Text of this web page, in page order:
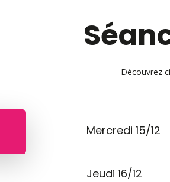
Découvrez
Mercredi 15/12
Jeudi 16/12